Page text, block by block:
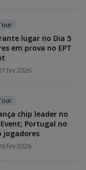
lugar no Dia 5
em prova no EPT
fev 2026
chip leader no
Portugal no
jogadores
fev 2026